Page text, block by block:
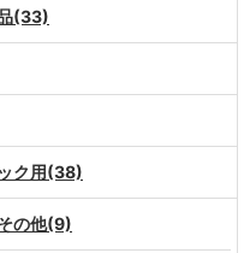
(33)
ク用(38)
の他(9)